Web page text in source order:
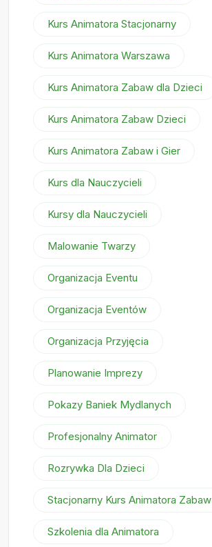
Kurs Animatora Stacjonarny
Kurs Animatora Warszawa
Kurs Animatora Zabaw dla Dzieci
Kurs Animatora Zabaw Dzieci
Kurs Animatora Zabaw i Gier
Kurs dla Nauczycieli
Kursy dla Nauczycieli
Malowanie Twarzy
Organizacja Eventu
Organizacja Eventów
Organizacja Przyjęcia
Planowanie Imprezy
Pokazy Baniek Mydlanych
Profesjonalny Animator
Rozrywka Dla Dzieci
Stacjonarny Kurs Animatora Zabaw
Szkolenia dla Animatora